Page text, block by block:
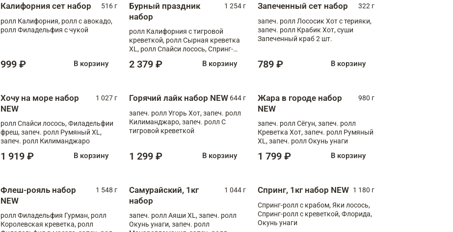
Калифорния сет набор
516 г
ролл Калифорния, ролл с авокадо,
ролл Филадельфия с чукой
999 ₽ В корзину
Бурный праздник
набор
1 254 г
ролл Калифорния с тигровой
креветкой, ролл Сырная креветка
XL, ролл Спайси лосось, Спринг-
Медовая креветка
2 379 ₽ В корзину
Запеченный сет набор
322 г
запеч. ролл Лососик Хот с терияки,
запеч. ролл Крабик Хот, суши
Запеченный краб 2 шт.
789 ₽ В корзину
Хочу на море набор
NEW
1 027 г
ролл Спайси лосось, Филадельфии
фреш, запеч. ролл Румяный XL,
запеч. ролл Килиманджаро
1 919 ₽ В корзину
Горячий лайк набор NEW 644 г
запеч. ролл Угорь Хот, запеч. ролл
Килиманджаро, запеч. ролл С
тигровой креветкой
1 299 ₽ В корзину
Жара в городе набор
NEW
980 г
запеч. ролл Сёгун, запеч. ролл
Креветка Хот, запеч. ролл Румяный
XL, запеч. ролл Окунь унаги
1 799 ₽ В корзину
Флеш-рояль набор
NEW
1 548 г
ролл Филадельфия Гурман, ролл
Королевская креветка, ролл
Самурайский, 1кг
набор
1 044 г
запеч. ролл Аяши XL, запеч. ролл
Окунь унаги, запеч. ролл
Спринг, 1кг набор NEW 1 180 г
Спринг-ролл с крабом, Яки лосось,
Спринг-ролл с креветкой, Флорида,
Окунь унаги